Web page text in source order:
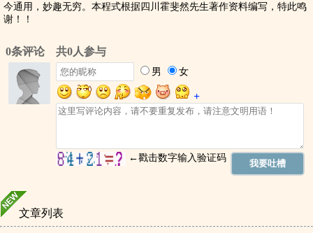
今通用，妙趣无穷。本程式根据四川霍斐然先生著作资料编写，特此鸣
谢！！
文章列表